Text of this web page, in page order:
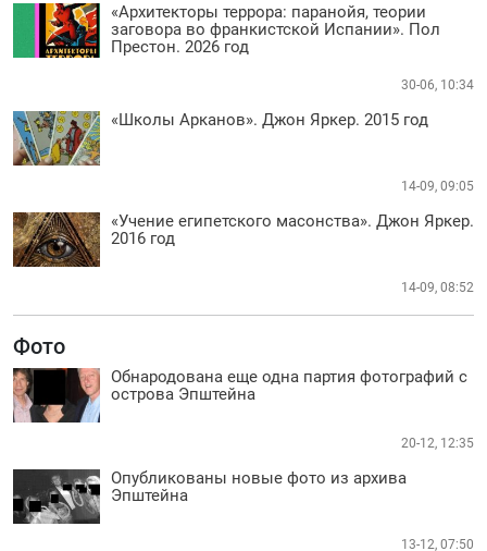
«Архитекторы террора: паранойя, теории
заговора во франкистской Испании». Пол
Престон. 2026 год
30-06, 10:34
«Школы Арканов». Джон Яркер. 2015 год
14-09, 09:05
«Учение египетского масонства». Джон Яркер.
2016 год
14-09, 08:52
Фото
Обнародована еще одна партия фотографий с
острова Эпштейна
20-12, 12:35
Опубликованы новые фото из архива
Эпштейна
13-12, 07:50